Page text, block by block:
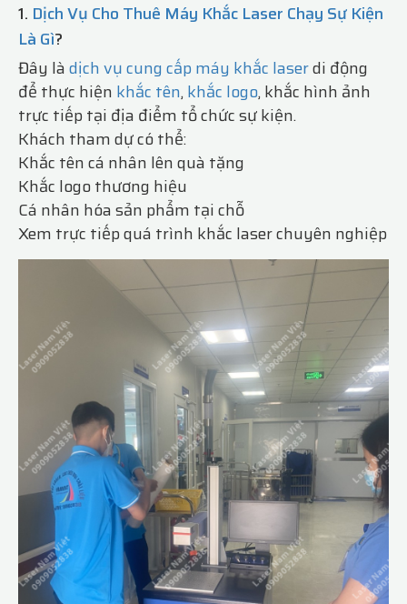
1. Dịch Vụ Cho Thuê Máy Khắc Laser Chạy Sự Kiện
Là Gì?
Đây làdịch vụ cung cấp máy khắc laserdi động
để thực hiện khắc tên,khắc logo, khắc hình ảnh
trực tiếp tại địa điểm tổ chức sự kiện.
Khách tham dự có thể:
Khắc tên cá nhân lên quà tặng
Khắc logo thương hiệu
Cá nhân hóa sản phẩm tại chỗ
Xem trực tiếp quá trình khắc laser chuyên nghiệp